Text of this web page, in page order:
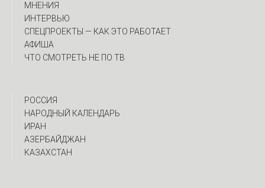
МНЕНИЯ
ИНТЕРВЬЮ
CПЕЦПРОЕКТЫ — КАК ЭТО РАБОТАЕТ
АФИША
ЧТО СМОТРЕТЬ НЕ ПО ТВ
РОССИЯ
НАРОДНЫЙ КАЛЕНДАРЬ
ИРАН
АЗЕРБАЙДЖАН
КАЗАХСТАН